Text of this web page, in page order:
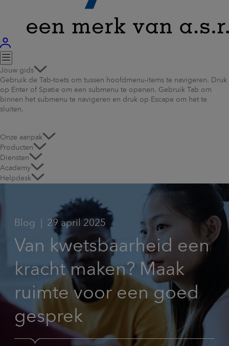
Jouw gids
Gebruik de Tab-toets om tussen hoofdmenu-items te navigeren. Druk
op Enter of Spatie om een submenu te openen. Gebruik Tab om
binnen het submenu te navigeren en druk op Escape om het te
sluiten.
Onze aanpak
Producten
Diensten
Academy
Helpdesk
Blog 29 april 2025
Van kwetsbaarheid een
kracht maken? Maak
ruimte voor een goed
gesprek